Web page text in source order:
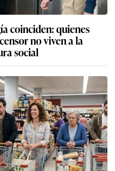
coinciden: quienes
no viven a la
social